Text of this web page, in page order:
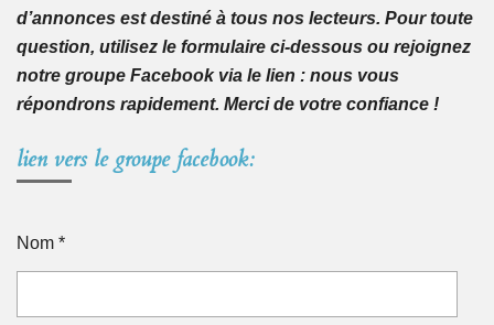
d’annonces est destiné à tous nos lecteurs. Pour toute
question, utilisez le formulaire ci-dessous ou rejoignez
notre groupe Facebook via le lien : nous vous
répondrons rapidement. Merci de votre confiance !
lien vers le groupe facebook:
Nom *